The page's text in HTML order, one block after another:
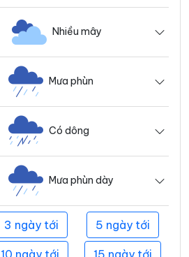
Nhiều mây
Mưa phùn
Có dông
Mưa phùn dày
3 ngày tới 5 ngày tới
10 ngày tới 15 ngày tới